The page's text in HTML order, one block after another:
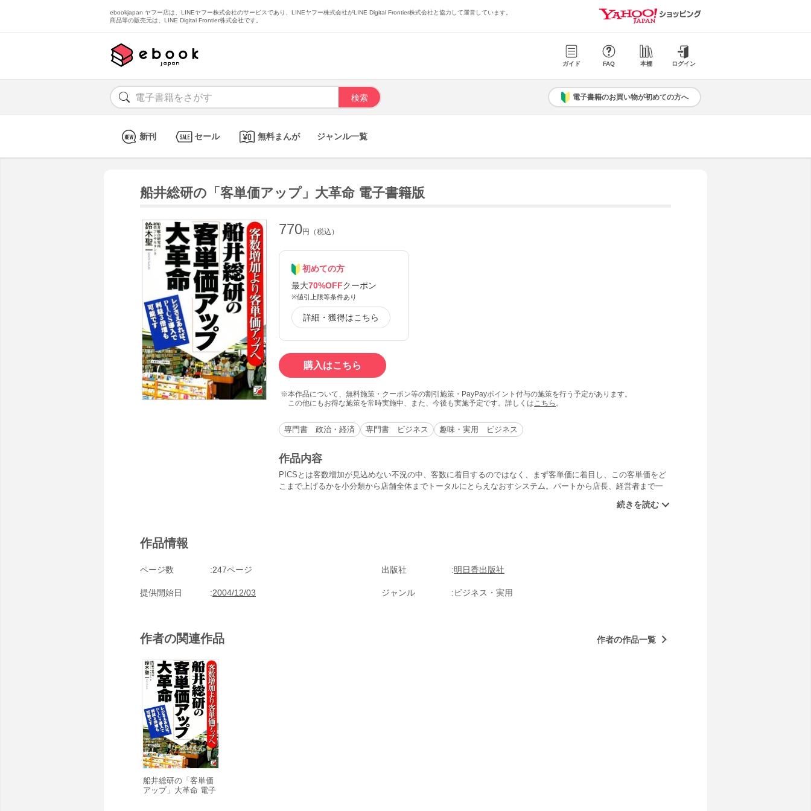
ebookjapan ヤフー店は、LINEヤフー株式会社のサービスであり、LINEヤフー株式会社がLINE Digital Frontier株式会社と協力して運営しています。
商品等の販売元は、LINE Digital Frontier株式会社です。
ガイド FAQ 本棚 ログイン
電子書籍のお買い物が初めての方へ
新刊 セール 無料まんが ジャンル一覧
船井総研の「客単価アップ」大革命 電子書籍版
770円（税込）
初めての方
最大70%OFFクーポン
※値引上限等条件あり
詳細・獲得はこちら
購入はこちら
本作品について、無料施策・クーポン等の割引施策・PayPayポイント付与の施策を行う予定があります。
この他にもお得な施策を常時実施中、また、今後も実施予定です。詳しくは こちら 。
専門書 政治・経済 専門書 ビジネス 趣味・実用 ビジネス
作品内容
PICSとは客数増加が見込めない不況の中、客数に着目するのではなく、まず客単価に着目し、この客単価をど
こまで上げるかを小分類から店舗全体までトータルにとらえなおすシステム。パートから店長、経営者まで一
作品情報
ページ数 247ページ 出版社 明日香出版社
提供開始日 2004/12/03 ジャンル ビジネス・実用
作者の関連作品 作者の作品一覧
船井総研の「客単価
アップ」大革命 電子